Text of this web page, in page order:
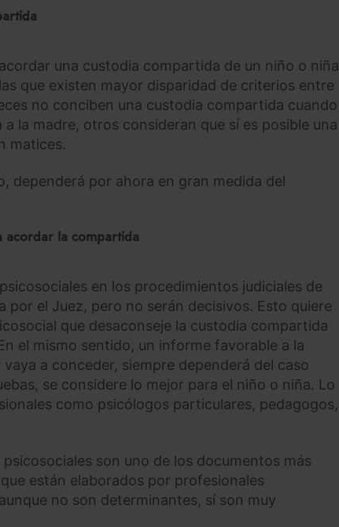
una custodia compartida de un niño o niña
que existen mayor disparidad de criterios entre
no conciben una custodia compartida cuando
la madre, otros consideran que sí es posible una
matices.
dependerá por ahora en gran medida del
acordar la compartida
en los procedimientos judiciales de
el Juez, pero no serán decisivos. Esto quiere
que desaconseje la custodia compartida
el mismo sentido, un informe favorable a la
a conceder, siempre dependerá del caso
se considere lo mejor para el niño o niña. Lo
como psicólogos particulares, pedagogos,
son uno de los documentos más
están elaborados por profesionales
no son determinantes, sí son muy